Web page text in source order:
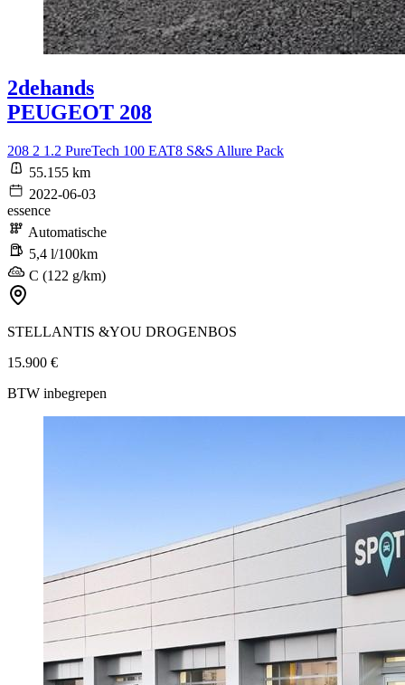
2dehands
PEUGEOT 208
208 2 1.2 PureTech 100 EAT8 S&S Allure Pack
55.155 km
2022-06-03
essence
Automatische
5,4 l/100km
C (122 g/km)
STELLANTIS &YOU DROGENBOS
15.900 €
BTW inbegrepen